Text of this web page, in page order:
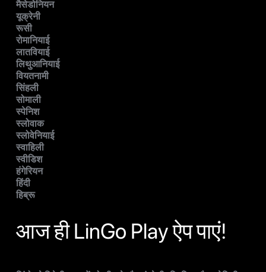
मैसेडोनियन
यूक्रेनी
रूसी
रोमानियाई
लातवियाई
लिथुआनियाई
वियतनामी
सिंहली
सोमाली
स्पेनिश
स्लोवाक
स्लोवेनियाई
स्वाहिली
स्वीडिश
हंगेरियन
हिंदी
हिब्रू
आज ही LinGo Play ऐप पाएं!